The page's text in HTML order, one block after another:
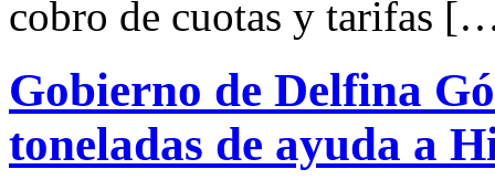
cobro de cuotas y tarifas
Gobierno de Delfina
toneladas de ayuda a